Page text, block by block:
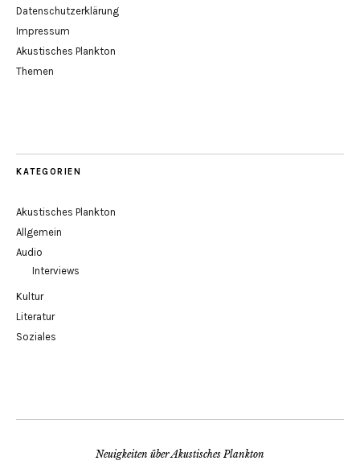
Datenschutzerklärung
Impressum
Akustisches Plankton
Themen
KATEGORIEN
Akustisches Plankton
Allgemein
Audio
Interviews
Kultur
Literatur
Soziales
Neuigkeiten über Akustisches Plankton